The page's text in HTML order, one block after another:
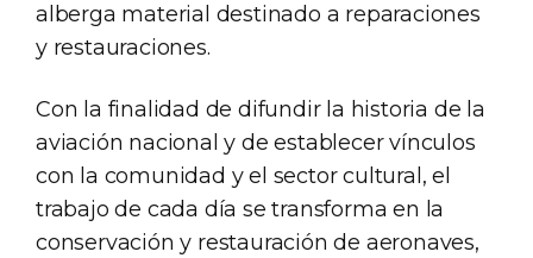
alberga material destinado a reparaciones
y restauraciones.
Con la finalidad de difundir la historia de la
aviación nacional y de establecer vínculos
con la comunidad y el sector cultural, el
trabajo de cada día se transforma en la
conservación y restauración de aeronaves,